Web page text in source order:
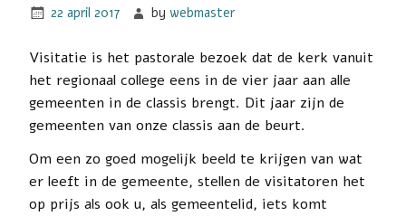
22 april 2017 bywebmaster
Visitatie is het pastorale bezoek dat de kerk vanuit
het regionaal college eens in de vier jaar aan alle
gemeenten in de classis brengt. Dit jaar zijn de
gemeenten van onze classis aan de beurt.
Om een zo goed mogelijk beeld te krijgen van wat
er leeft in de gemeente, stellen de visitatoren het
op prijs als ook u, als gemeentelid, iets komt